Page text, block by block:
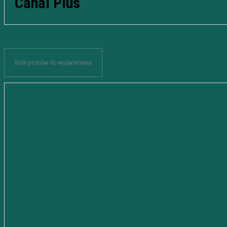
Brak postów do wyświetlenia